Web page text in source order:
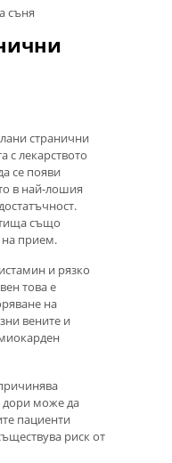
съня
странични
с лекарството
се появи
в най-лошия
също
на прием.
и рязко
това е
на
вените и
дори може да
пациенти
риск от